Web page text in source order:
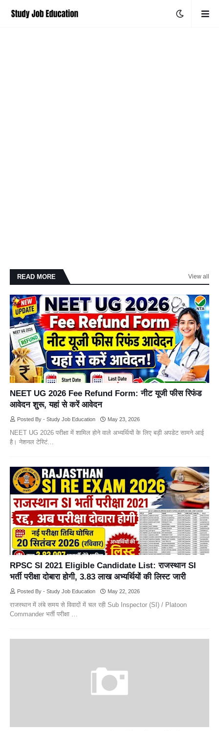
READ MORE View all
NEET UG 2026 Fee Refund Form: नीट यूजी फीस रिफंड
आवेदन शुरू, यहां से करें आवेदन
Posted By - Study Job Education May 23, 2026
NEET UG 2026 परीक्षा में शामिल होने वाले अभ्यर्थियों के लिए बड़ी अपडेट सामने आई
है। नेशनल टेस्टिं…
RPSC SI 2021 Eligible Candidate List: राजस्थान SI
भर्ती परीक्षा दोबारा होगी, 3.83 लाख अभ्यर्थियों की लिस्ट जारी
Posted By - Study Job Education May 22, 2026
राजस्थान में लंबे समय से विवादों में चल रही Sub Inspector (SI) / Platoon
Commander भर्ती परीक्षा …